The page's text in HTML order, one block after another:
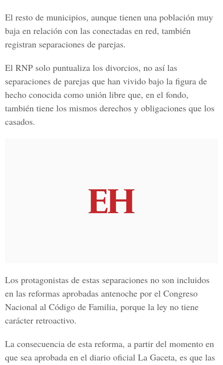
El resto de municipios, aunque tienen una población muy
baja en relación con las conectadas en red, también
registran separaciones de parejas.
El RNP solo puntualiza los divorcios, no así las
separaciones de parejas que han vivido bajo la figura de
hecho conocida como unión libre que, en el fondo,
también tiene los mismos derechos y obligaciones que los
casados.
Los protagonistas de estas separaciones no son incluidos
en las reformas aprobadas antenoche por el Congreso
Nacional al Código de Familia, porque la ley no tiene
carácter retroactivo.
La consecuencia de esta reforma, a partir del momento en
que sea aprobada en el diario oficial La Gaceta, es que las